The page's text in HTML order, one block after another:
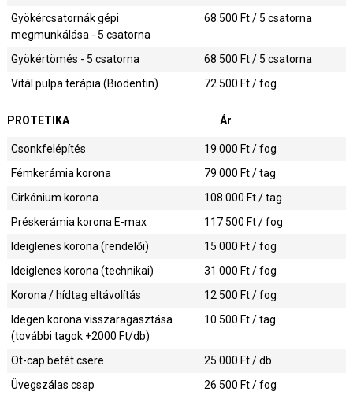
68 500Ft / 5 csatorna
Gyökércsatornák gépi
megmunkálása - 5 csatorna
68 500Ft / 5 csatorna
Gyökértömés - 5 csatorna
72 500Ft / fog
Vitál pulpa terápia (Biodentin)
PROTETIKA Ár
19 000 Ft / fog
Csonkfelépítés
79 000 Ft / tag
Fémkerámia korona
108 000 Ft / tag
Cirkónium korona
117 500 Ft / fog
Préskerámia korona E-max
15 000 Ft / fog
Ideiglenes korona (rendelői)
31 000 Ft / fog
Ideiglenes korona (technikai)
12 500 Ft / fog
Korona / hídtag eltávolítás
10 500 Ft / tag
Idegen korona visszaragasztása
(további tagok +2000 Ft/db)
25 000 Ft / db
Ot-cap betét csere
26 500 Ft / fog
Üvegszálas csap